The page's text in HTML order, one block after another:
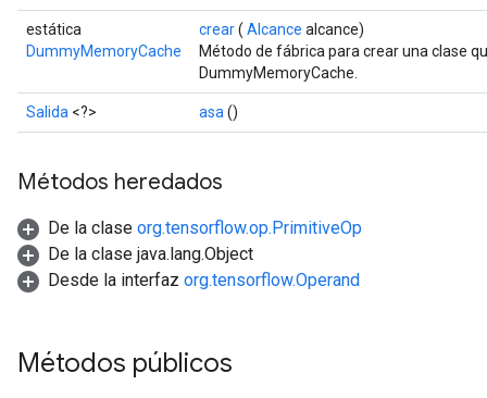
estática
DummyMemoryCache
crear( Alcance alcance)
Método de fábrica para crear una clase
DummyMemoryCache.
Salida <?> asa ()
Métodos heredados
De la clase org.tensorflow.op.PrimitiveOp
De la clase java.lang.Object
Desde la interfaz org.tensorflow.Operand
Métodos públicos